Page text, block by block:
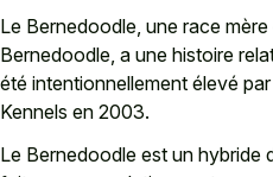
Le Bernedoodle, une race
Bernedoodle, a une histoire
été intentionnellement élevé
Kennels en 2003.
Le Bernedoodle est un hybride